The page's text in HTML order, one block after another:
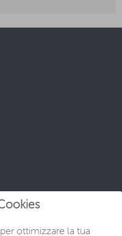
ottimizzare la tua